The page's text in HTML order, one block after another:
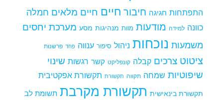
התפתחות חגיגה חיבור חיים חיים מלאים חמלה
כוונה למידה מודעות מוות מנהיגות מסע מערכת יחסים
משמעות נוכחות ניהול סיפור ענווה פחד פרשנות
ציטוט צרכים קבלה קונפליקט קשר רגשות שינוי
שיפוטיות שמחה תקווה תקשורת תקשורת אפקטיבית
תקשורת בינאישית תקשורת מקרבת תשומת לב